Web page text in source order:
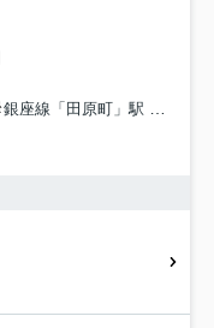
銀座線「田原町」駅 徒歩7分